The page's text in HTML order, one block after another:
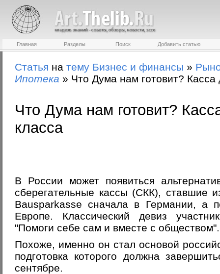
Главная Разделы Поиск Добавить статью
Статья на тему Бизнес и финансы »
Ипотека » Что Дума нам готовит? Касса
Что Дума нам готовит?
класса
В России может появиться
сберегательные кассы (СКК), ставшие
Bausparkasse сначала в Германии, а
Европе. Классический девиз
"Помоги себе сам и вместе с обществом".
Похоже, именно он стал основой
подготовка которого должна
сентябре.